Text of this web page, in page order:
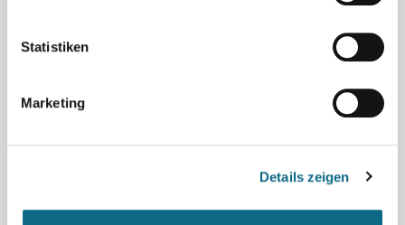
Statistiken
Marketing
Details zeigen
Weitere Stellenangebote:
Erzieher (m/w/d) in Villingen-Schwenningen